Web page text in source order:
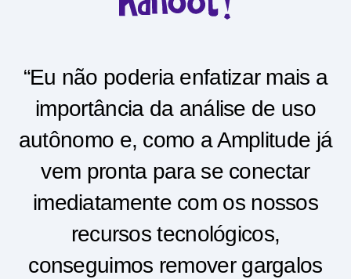
“Eu não poderia enfatizar mais a
importância da análise de uso
autônomo e, como a Amplitude já
vem pronta para se conectar
imediatamente com os nossos
recursos tecnológicos,
conseguimos remover gargalos